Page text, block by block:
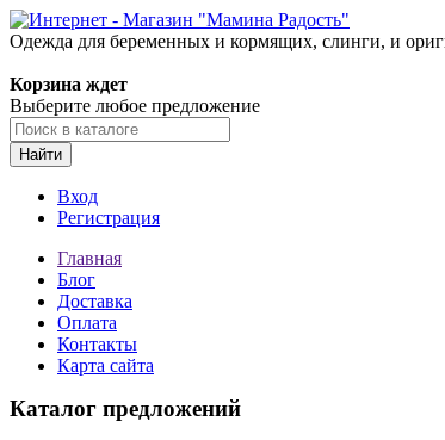
Одежда для беременных и кормящих, слинги, и
Корзина ждет
Выберите любое предложение
Найти
Вход
Регистрация
Главная
Блог
Доставка
Оплата
Контакты
Карта сайта
Каталог предложений